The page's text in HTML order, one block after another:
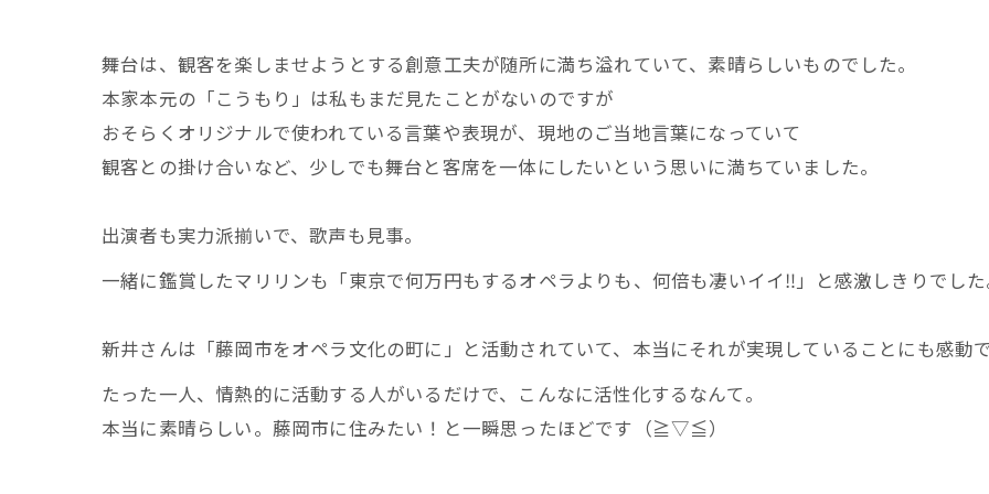
舞台は、観客を楽しませようとする創意工夫が随所に満ち溢れていて、素晴らしいものでした。
本家本元の「こうもり」は私もまだ見たことがないのですが
おそらくオリジナルで使われている言葉や表現が、現地のご当地言葉になっていて
観客との掛け合いなど、少しでも舞台と客席を一体にしたいという思いに満ちていました。
出演者も実力派揃いで、歌声も見事。
一緒に鑑賞したマリリンも「東京で何万円もするオペラよりも、何倍も凄いイイ‼️」と感激しきりでした
新井さんは「藤岡市をオペラ文化の町に」と活動されていて、本当にそれが実現していることにも感動で
たった一人、情熱的に活動する人がいるだけで、こんなに活性化するなんて。
本当に素晴らしい。藤岡市に住みたい！と一瞬思ったほどです（≧▽≦）